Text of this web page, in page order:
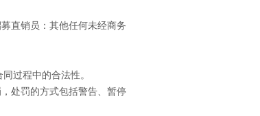
直销员：其他任何未经商务
过程中的合法性。
处罚的方式包括警告、暂停